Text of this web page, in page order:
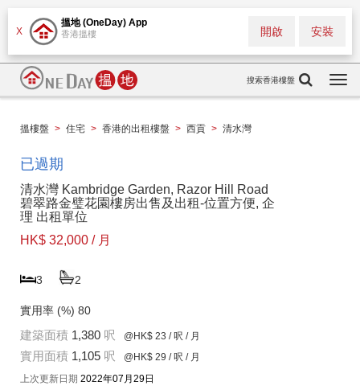
X
搵地 (OneDay) App
香港搵樓 安裝
開啟
搜索香港樓盤
搵樓盤 > 住宅 > 香港的出租樓盤 > 西貢 > 清水灣
已過期
清水灣 Kambridge Garden, Razor Hill Road
碧翠路金璧花園樓房出售及出租-位置方便, 企
理 出租單位
HK$ 32,000 / 月
3 2
實用率 (%) 80
建築面積 1,380 呎 @HK$ 23 / 呎 / 月
實用面積 1,105 呎 @HK$ 29 / 呎 / 月
上次更新日期 2022年07月29日